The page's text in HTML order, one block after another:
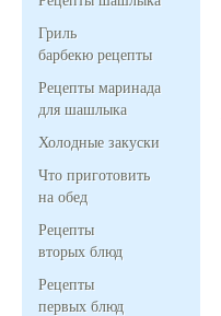
Гриль
барбекю рецепты
Рецепты маринада
для шашлыка
Холодные закуски
Что приготовить
на обед
Рецепты
вторых блюд
Рецепты
первых блюд